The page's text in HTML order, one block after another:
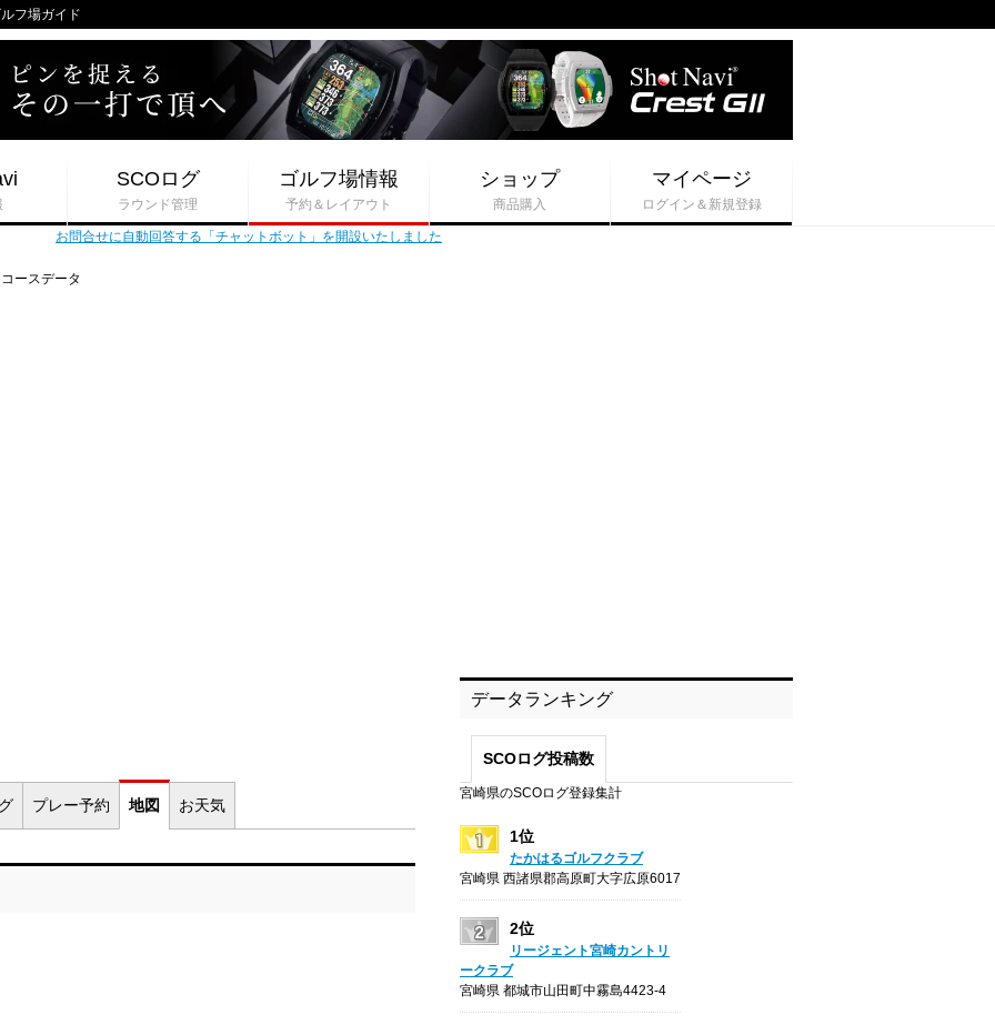
フ場ガイド
SCOログ
ラウンド管理
ゴルフ場情報
予約＆レイアウト
ショップ
商品購入
マイページ
ログイン＆新規登録
お問合せに自動回答する「チャットボット」を開設いたしました
コースデータ
プレー予約 地図 お天気
データランキング
SCOログ投稿数
宮崎県のSCOログ登録集計
1位
たかはるゴルフクラブ
宮崎県 西諸県郡高原町大字広原6017
2位
リージェント宮崎カントリ
ークラブ
宮崎県 都城市山田町中霧島4423-4